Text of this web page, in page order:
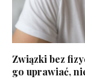
Związki bez
go uprawiać,